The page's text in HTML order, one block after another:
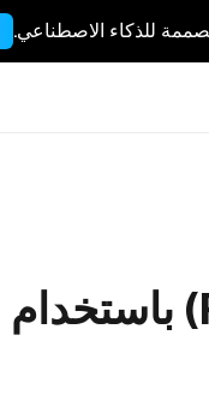
التوليد المعزز للاسترجاع (RAG) باستخدام